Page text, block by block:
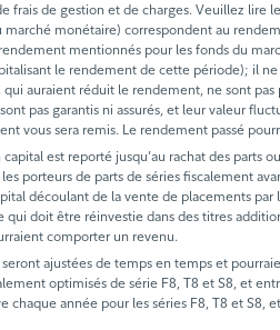
de gestion et de charges. Veuillez lire
monétaire) correspondent au
mentionnés pour les fonds du
le rendement de cette période); il
auraient réduit le rendement, ne sont
pas garantis ni assurés, et leur valeur
vous sera remis. Le rendement passé
est reporté jusqu’au rachat des parts
porteurs de parts de séries fiscalement
découlant de la vente de placements
doit être réinvestie dans des titres
comporter un revenu.
seront ajustées de temps en temps et
optimisés de série F8, T8 et S8, et
année pour les séries F8, T8 et S8,